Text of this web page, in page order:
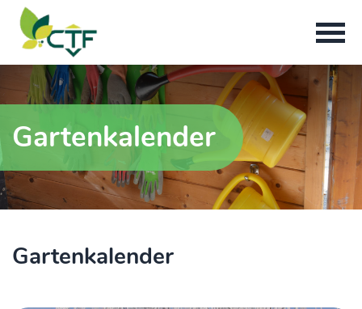
Gartenkalender
Gartenkalender